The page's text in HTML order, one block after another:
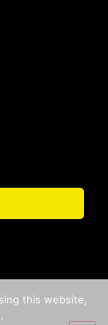
this website,